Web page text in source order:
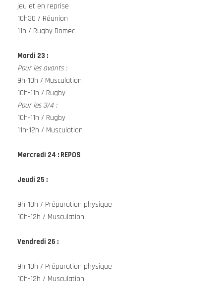
jeu et en reprise
10h30 / Réunion
11h / Rugby Domec
Mardi 23 :
Pour les avants :
9h-10h / Musculation
10h-11h / Rugby
Pour les 3/4 :
10h-11h / Rugby
11h-12h / Musculation
Mercredi 24 : REPOS
Jeudi 25 :
9h-10h / Préparation physique
10h-12h / Musculation
Vendredi 26 :
9h-10h / Préparation physique
10h-12h / Musculation